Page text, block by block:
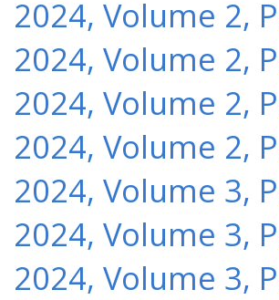
2024, Volume 2,
2024, Volume 2,
2024, Volume 2,
2024, Volume 2,
2024, Volume 3,
2024, Volume 3,
2024, Volume 3,